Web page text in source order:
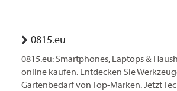
0815.eu
0815.eu: Smartphones, Laptops &
online kaufen. Entdecken Sie
Gartenbedarf von Top-Marken. Jetzt